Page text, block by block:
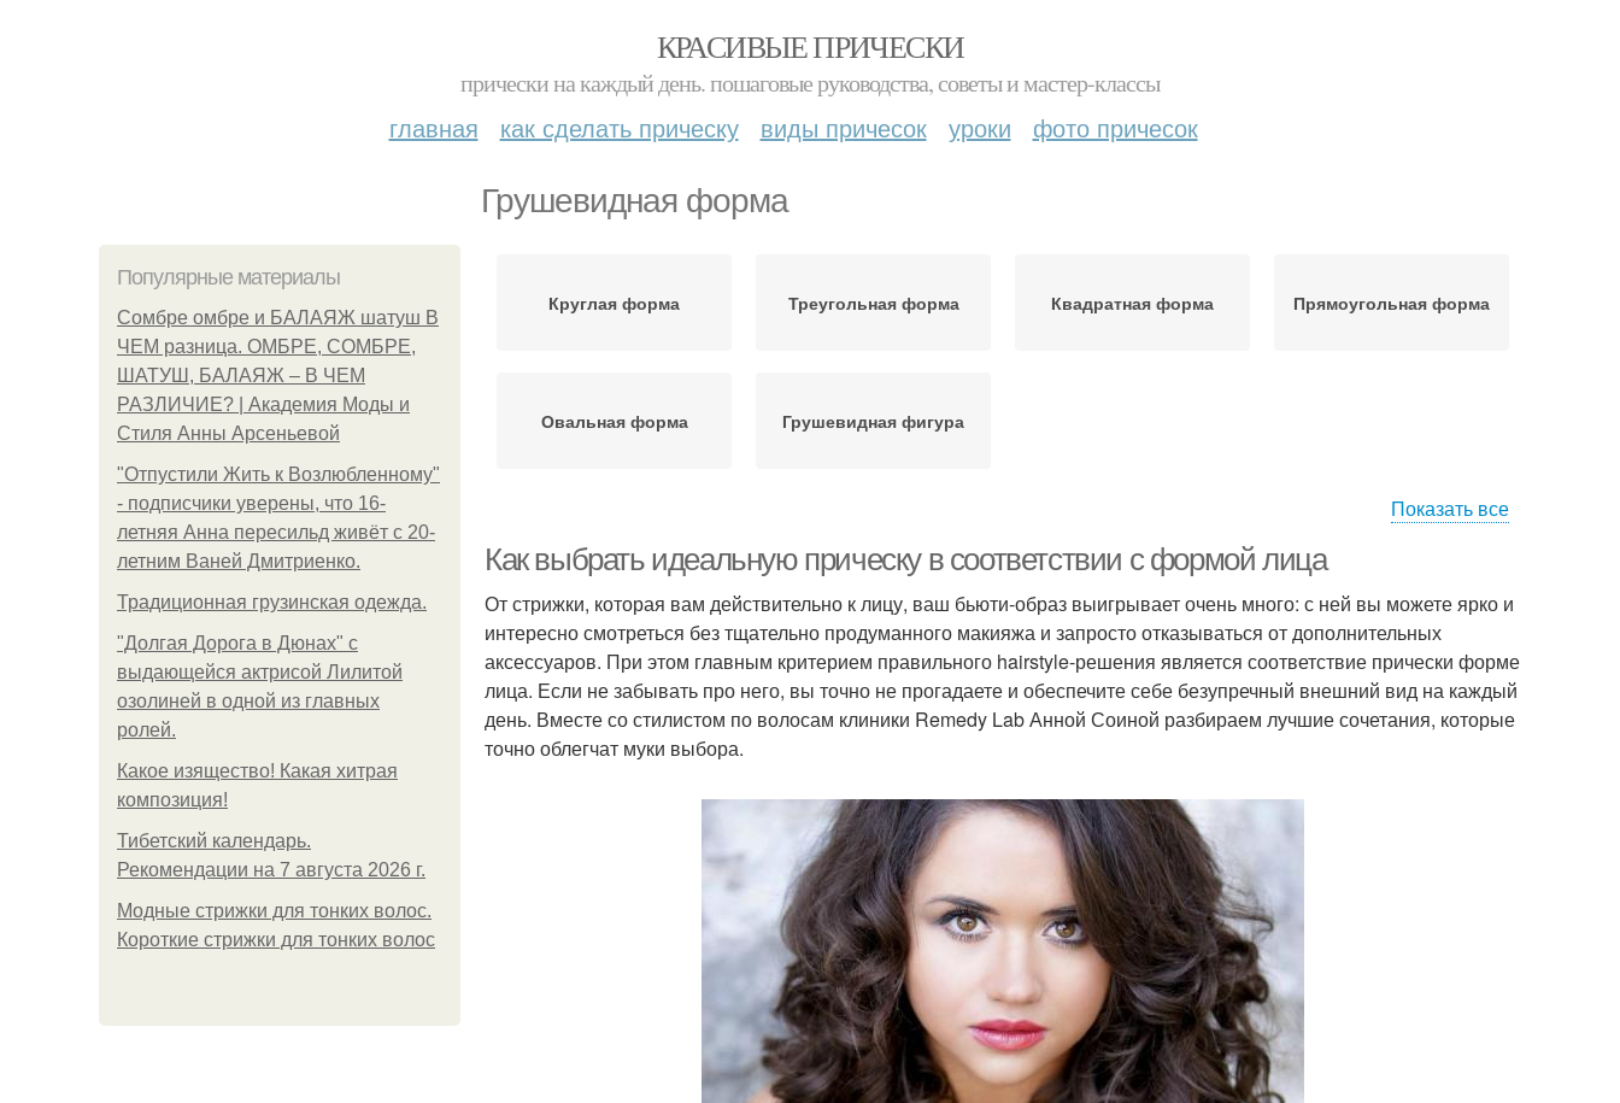
КРАСИВЫЕ ПРИЧЕСКИ
прически на каждый день. пошаговые руководства, советы и мастер-классы
главная как сделать прическу виды причесок уроки фото причесок
Грушевидная форма
Популярные материалы
Сомбре омбре и БАЛАЯЖ шатуш В
ЧЕМ разница. ОМБРЕ, СОМБРЕ,
ШАТУШ, БАЛАЯЖ – В ЧЕМ
РАЗЛИЧИЕ? | Академия Моды и
Стиля Анны Арсеньевой
"Отпустили Жить к Возлюбленному"
- подписчики уверены, что 16-
летняя Анна пересильд живёт с 20-
летним Ваней Дмитриенко.
Традиционная грузинская одежда.
"Долгая Дорога в Дюнах" с
выдающейся актрисой Лилитой
озолиней в одной из главных
ролей.
Какое изящество! Какая хитрая
композиция!
Тибетский календарь.
Рекомендации на 7 августа 2026 г.
Модные стрижки для тонких волос.
Короткие стрижки для тонких волос
Круглая форма Треугольная форма Квадратная форма Прямоугольная форма
Овальная форма Грушевидная фигура
Показать все
Как выбрать идеальную прическу в соответствии с формой лица
От стрижки, которая вам действительно к лицу, ваш бьюти-образ выигрывает очень много: с ней вы можете ярко и
интересно смотреться без тщательно продуманного макияжа и запросто отказываться от дополнительных
аксессуаров. При этом главным критерием правильного hairstyle-решения является соответствие прически форме
лица. Если не забывать про него, вы точно не прогадаете и обеспечите себе безупречный внешний вид на каждый
день. Вместе со стилистом по волосам клиники Remedy Lab Анной Соиной разбираем лучшие сочетания, которые
точно облегчат муки выбора.